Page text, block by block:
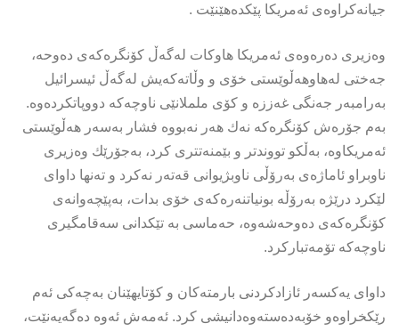
جیانەکراوەی ئەمریکا پێکدەهێنێت .
وەزیری دەرەوەی ئەمریکا هاوکات لەگەڵ کۆنگرەکەی دەوحە،
جەختی لەهاوهەڵوێستی خۆی و وڵاتەکەیش لەگەڵ ئیسرائیل
بەرامبەر جەنگی غەززە و کۆی ململانێی ناوچەکە دووپاتکردەوە.
بەم جۆرەش کۆنگرەکە نەك هەر نەبووە فشار بەسەر هەڵوێستی
ئەمریکاوە، بەڵکو تووندتر و بێمنەتتری کرد، بەجۆرێك وەزیری
ناوبراو ئاماژەی بەرۆڵی ناوبژیوانی قەتەر نەکرد و تەنها داوای
لێکرد درێژە بەرۆڵە بونیاتنەرەکەی خۆی بدات، بەپێچەوانەی
کۆنگرەکەی دەوحەشەوە، حەماسی بە تێکدانی سەقامگیری
ناوچەکە تۆمەتبارکرد.
داوای یەکسەر ئازادکردنی بارمتەکان و کۆتایهێنان بەچەکی ئەم
رێکخراوەو خۆبەدەستەوەدانیشی کرد. ئەمەش ئەوە دەگەیەنێت،